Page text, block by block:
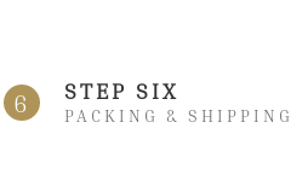
6 STEP SIX
PACKING & SHIPPING